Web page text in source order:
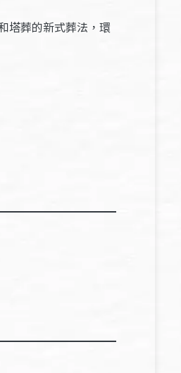
塔葬的新式葬法，環